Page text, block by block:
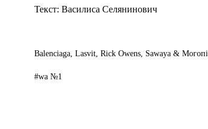
Текст: Василиса Селянинович
Balenciaga Lasvit Rick Owens Sawaya & Moгoпі
#wa №1